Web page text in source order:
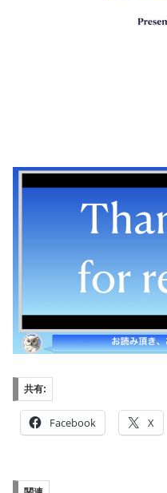
共有:
Facebook X